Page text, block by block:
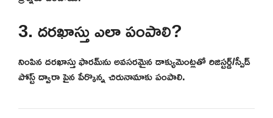
3. దరఖాస్తు ఎలా పంపాలి?
నింపిన దరఖాస్తు ఫారమ్‌ను అవసరమైన డాక్యుమెంట్లతో రిజిస్టర్డ్/స్పీడ్
పోస్ట్ ద్వారా పైన పేర్కొన్న చిరునామాకు పంపాలి.